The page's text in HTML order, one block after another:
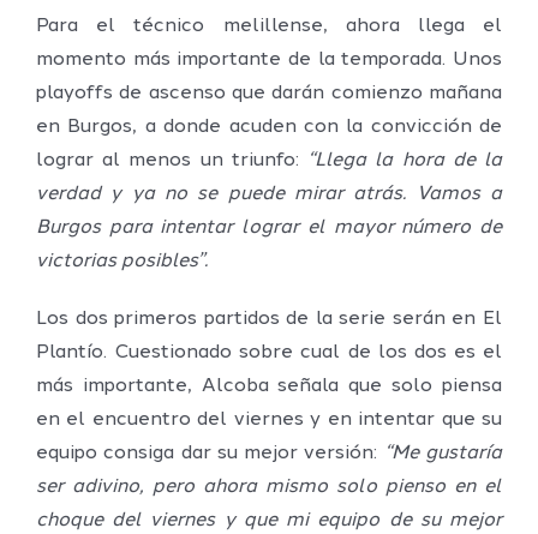
Para el técnico melillense, ahora llega el
momento más importante de la temporada. Unos
playoffs de ascenso que darán comienzo mañana
en Burgos, a donde acuden con la convicción de
lograr al menos un triunfo:
“Llega la hora de la
verdad y ya no se puede mirar atrás. Vamos a
Burgos para intentar lograr el mayor número de
victorias posibles”.
Los dos primeros partidos de la serie serán en El
Plantío. Cuestionado sobre cual de los dos es el
más importante, Alcoba señala que solo piensa
en el encuentro del viernes y en intentar que su
equipo consiga dar su mejor versión:
“Me gustaría
ser adivino, pero ahora mismo solo pienso en el
choque del viernes y que mi equipo de su mejor